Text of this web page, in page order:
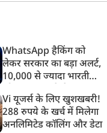
WhatsApp हैकिंग को
लेकर सरकार का बड़ा अलर्ट,
10,000 से ज्यादा भारतीयों
गया
Vi यूजर्स के लिए खुशखबरी!
288 रुपये के खर्च में मिलेगा
अनलिमिटेड कॉलिंग और डेटा